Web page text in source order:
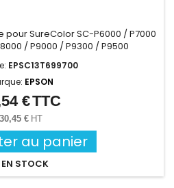
SureColor SC-P6000 / P7000
/ P9000 / P9300 / P9500
EPSC13T699700
EPSON
Prix
€TTC
30,45 € HT
au panier
EN STOCK